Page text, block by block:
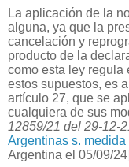
La aplicación de la
alguna, ya que la
cancelación y
producto de la
como esta ley regula
estos supuestos, es
artículo 27, que se
cualquiera de sus
12859/21 del 29-12-
Argentinas s.
Argentina el 05/09/24]